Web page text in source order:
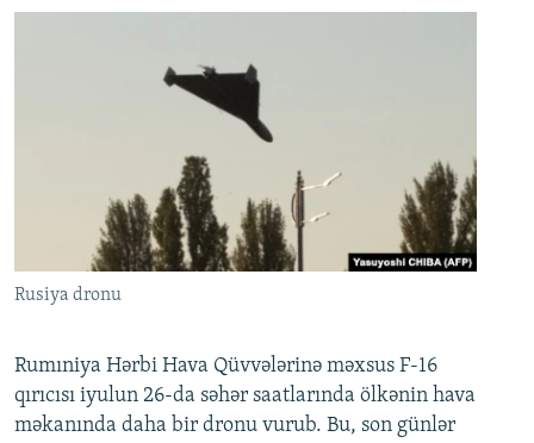
Rusiya dronu
Rumıniya Hərbi Hava Qüvvələrinə məxsus F-16
qırıcısı iyulun 26-da səhər saatlarında ölkənin hava
məkanında daha bir dronu vurub. Bu, son günlər